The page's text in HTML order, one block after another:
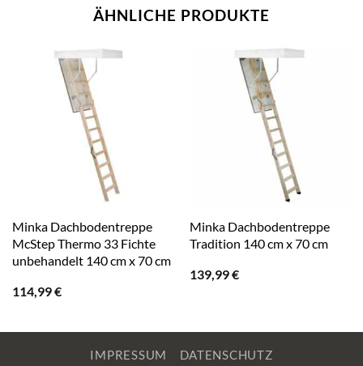
ÄHNLICHE PRODUKTE
Minka Dachbodentreppe
McStep Thermo 33 Fichte
unbehandelt 140 cm x 70 cm
114,99€
Minka Dachbodentreppe
Tradition 140 cm x 70 cm
139,99€
IMPRESSUM DATENSCHUTZ